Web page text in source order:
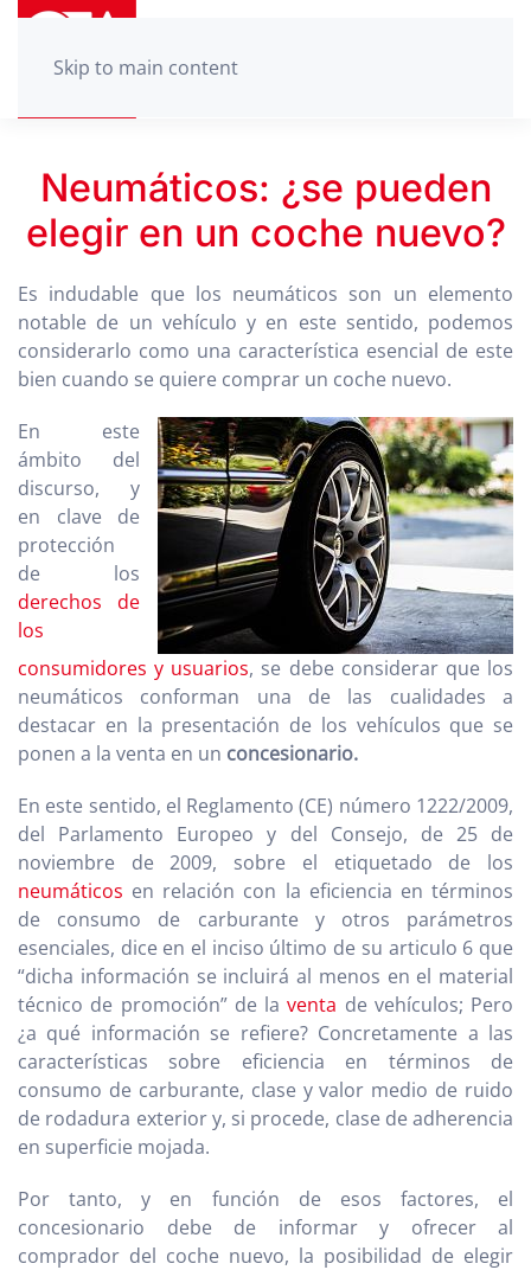
Skip to main content
Neumáticos: ¿se pueden
elegir en un coche nuevo?
Es indudable que los neumáticos son un elemento
notable de un vehículo y en este sentido, podemos
considerarlo como una característica esencial de este
bien cuando se quiere comprar un coche nuevo.
En este
ámbito del
discurso, y
en clave de
protección
de los
derechos de
los
consumidores y usuarios, se debe considerar que los
neumáticos conforman una de las cualidades a
destacar en la presentación de los vehículos que se
ponen a la venta en un concesionario.
En este sentido, el Reglamento (CE) número 1222/2009,
del Parlamento Europeo y del Consejo, de 25 de
noviembre de 2009, sobre el etiquetado de los
neumáticos en relación con la eficiencia en términos
de consumo de carburante y otros parámetros
esenciales, dice en el inciso último de su articulo 6 que
“dicha información se incluirá al menos en el material
técnico de promoción” de laventa de vehículos; Pero
¿a qué información se refiere? Concretamente a las
características sobre eficiencia en términos de
consumo de carburante, clase y valor medio de ruido
de rodadura exterior y, si procede, clase de adherencia
en superficie mojada.
Por tanto, y en función de esos factores, el
concesionario debe de informar y ofrecer al
comprador del coche nuevo, la posibilidad de elegir